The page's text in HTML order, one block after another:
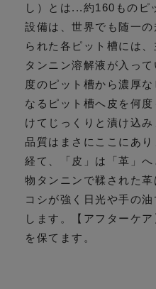
し）とは...約160ものピ
設備は、世界でも随一
られた各ピット槽には
タンニン溶解液が入っ
度のピット槽から濃厚
なるピット槽へ皮を何
けてじっくりと漬け込
品質はまさにここにあ
経て、「皮」は「革」
物タンニンで鞣された革
コシが強く日光や手の
します。【アフターケ
を保てます。